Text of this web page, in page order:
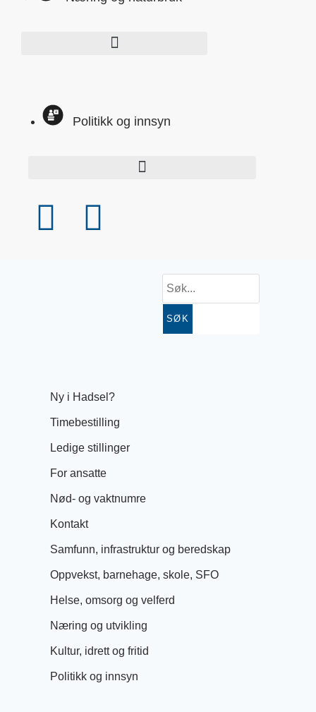
Politikk og innsyn
SØK
Ny i Hadsel?
Timebestilling
Ledige stillinger
For ansatte
Nød- og vaktnumre
Kontakt
Samfunn, infrastruktur og beredskap
Oppvekst, barnehage, skole, SFO
Helse, omsorg og velferd
Næring og utvikling
Kultur, idrett og fritid
Politikk og innsyn